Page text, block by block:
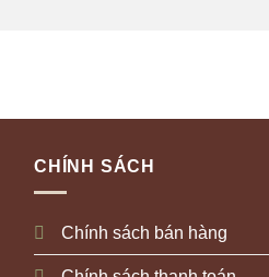
CHÍNH SÁCH
Chính sách bán hàng